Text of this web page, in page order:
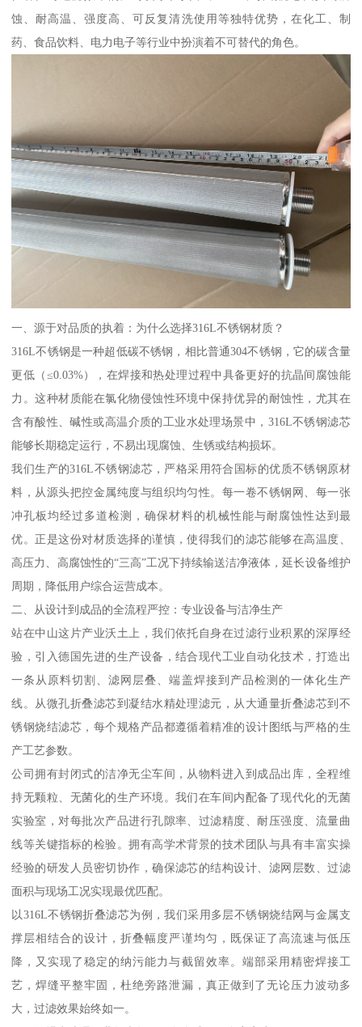
蚀、耐高温、强度高、可反复清洗使用等独特优势，在化工、制
药、食品饮料、电力电子等行业中扮演着不可替代的角色。
一、源于对品质的执着：为什么选择316L不锈钢材质？
316L不锈钢是一种超低碳不锈钢，相比普通304不锈钢，它的碳含量
更低（≤0.03%），在焊接和热处理过程中具备更好的抗晶间腐蚀能
力。这种材质能在氯化物侵蚀性环境中保持优异的耐蚀性，尤其在
含有酸性、碱性或高温介质的工业水处理场景中，316L不锈钢滤芯
能够长期稳定运行，不易出现腐蚀、生锈或结构损坏。
我们生产的316L不锈钢滤芯，严格采用符合国标的优质不锈钢原材
料，从源头把控金属纯度与组织均匀性。每一卷不锈钢网、每一张
冲孔板均经过多道检测，确保材料的机械性能与耐腐蚀性达到最
优。正是这份对材质选择的谨慎，使得我们的滤芯能够在高温度、
高压力、高腐蚀性的“三高”工况下持续输送洁净液体，延长设备维护
周期，降低用户综合运营成本。
二、从设计到成品的全流程严控：专业设备与洁净生产
站在中山这片产业沃土上，我们依托自身在过滤行业积累的深厚经
验，引入德国先进的生产设备，结合现代工业自动化技术，打造出
一条从原料切割、滤网层叠、端盖焊接到产品检测的一体化生产
线。从微孔折叠滤芯到凝结水精处理滤元，从大通量折叠滤芯到不
锈钢烧结滤芯，每个规格产品都遵循着精准的设计图纸与严格的生
产工艺参数。
公司拥有封闭式的洁净无尘车间，从物料进入到成品出库，全程维
持无颗粒、无菌化的生产环境。我们在车间内配备了现代化的无菌
实验室，对每批次产品进行孔隙率、过滤精度、耐压强度、流量曲
线等关键指标的检验。拥有高学术背景的技术团队与具有丰富实操
经验的研发人员密切协作，确保滤芯的结构设计、滤网层数、过滤
面积与现场工况实现最优匹配。
以316L不锈钢折叠滤芯为例，我们采用多层不锈钢烧结网与金属支
撑层相结合的设计，折叠幅度严谨均匀，既保证了高流速与低压
降，又实现了稳定的纳污能力与截留效率。端部采用精密焊接工
艺，焊缝平整牢固，杜绝旁路泄漏，真正做到了无论压力波动多
大，过滤效果始终如一。